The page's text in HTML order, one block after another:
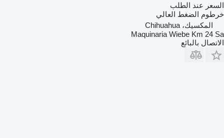
السعر عند الطلب
خرطوم الضغط العالي
المكسيك، Chihuahua
Maquinaria Wiebe Km 24 Sa
الاتصال بالبائع